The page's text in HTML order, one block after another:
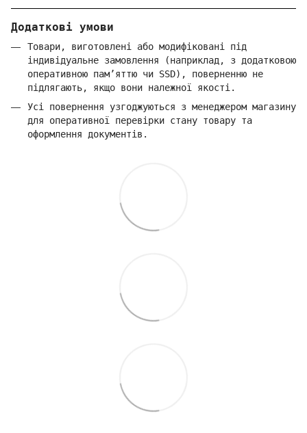
Додаткові умови
Товари, виготовлені або модифіковані під
індивідуальне замовлення (наприклад, з додатковою
оперативною пам’яттю чи SSD), поверненню не
підлягають, якщо вони належної якості.
Усі повернення узгоджуються з менеджером магазину
для оперативної перевірки стану товару та
оформлення документів.